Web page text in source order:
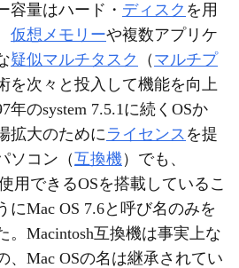
容量はハード・ ディスク を用
仮想メモリーや複数アプリケ
疑似マルチタスク （ マルチプ
を次々と投入して機能を向上
年のsystem 7.5.1に続くOSか
拡大のためにライセンス を提
ソコン（互換機）でも、
用できるOSを搭載しているこ
にMac OS 7.6と呼び名のみを
。Macintosh互換機は事実上な
、Mac OSの名は継承されてい